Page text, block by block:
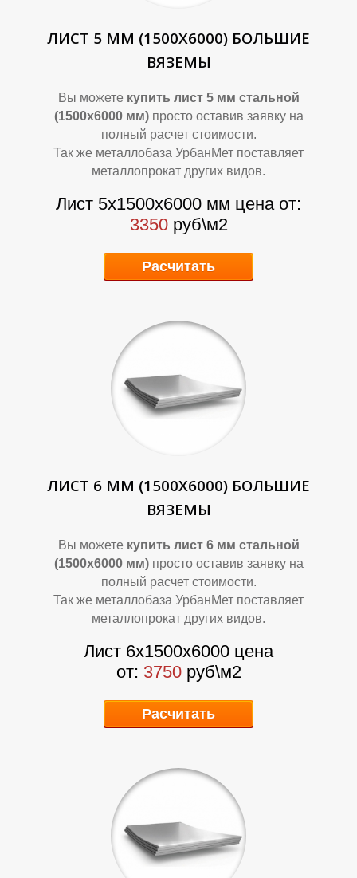
К
А
ЛИСТ 5 ММ (1500Х6000) БОЛЬШИЕ
ВЯЗЕМЫ
Вы можете купить лист 5 мм стальной
(1500х6000 мм) просто оставив заявку на
полный расчет стоимости.
Так же металлобаза УрбанМет поставляет
металлопрокат других видов.
Лист 5х1500х6000 мм цена от:
3350руб\м2
Расчитать
ЛИСТ 6 ММ (1500Х6000) БОЛЬШИЕ
ВЯЗЕМЫ
Вы можете купить лист 6 мм стальной
(1500х6000 мм) просто оставив заявку на
полный расчет стоимости.
Так же металлобаза УрбанМет поставляет
металлопрокат других видов.
Лист 6х1500х6000 цена
от: 3750 руб\м2
Расчитать
К
А